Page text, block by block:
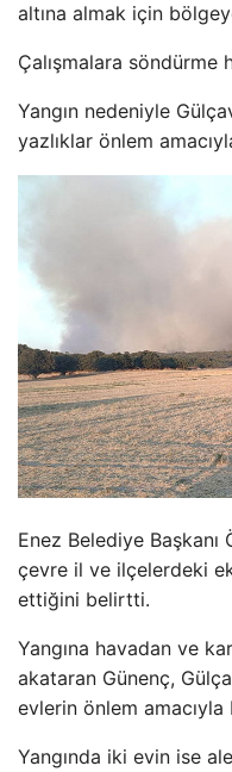
altına almak için
Çalışmalara söndürme
Yangın nedeniyle G
yazlıklar önlem amac
Enez Belediye Başkanı
çevre il ve ilçelerdeki
ettiğini belirtti.
Yangına havadan ve
akataran Günenç,
evlerin önlem amacıyla
Yangında iki evin ise